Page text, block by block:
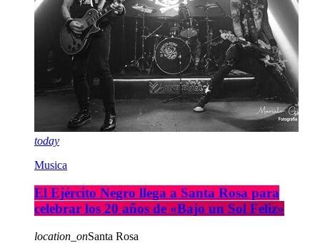
today
Musica
El Ejército Negro llega a Santa Rosa para
celebrar los 20 años de «Bajo un Sol Feliz»
location_onSanta Rosa